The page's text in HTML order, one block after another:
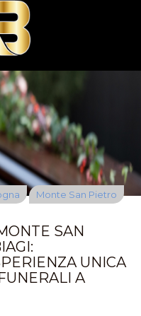
Monte San Pietro
SAN
UNICA
A